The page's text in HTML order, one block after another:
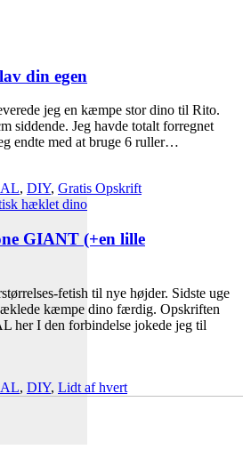
din egen
jeg en kæmpe stor dino til Rito.
siddende. Jeg havde totalt forregnet
endte med at bruge 6 ruller…
, DIY, Gratis Opskrift
GIANT (+en lille
fetish til nye højder. Sidste uge
kæmpe dino færdig. Opskriften
her I den forbindelse jokede jeg til
, DIY, Lidt af hvert